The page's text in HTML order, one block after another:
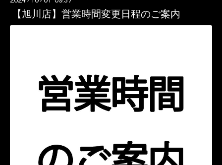
【旭川店】営業時間変更日程のご案内